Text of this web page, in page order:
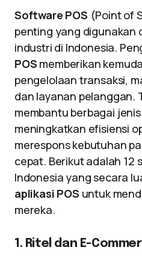
Software POS (Point of
penting yang digunakan
industri di Indonesia.
POS memberikan
pengelolaan transaksi,
dan layanan pelanggan.
membantu berbagai
meningkatkan efisiensi
merespons kebutuhan
cepat. Berikut adalah 12
Indonesia yang secara
aplikasi POS untuk
mereka.
1. Ritel dan E-